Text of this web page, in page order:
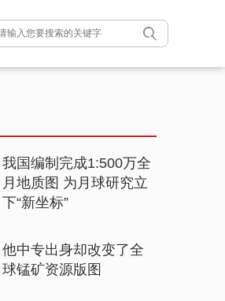
我国编制完成1:500万全
月地质图 为月球研究立
下“新坐标”
他中专出身却改变了全
球锰矿资源版图